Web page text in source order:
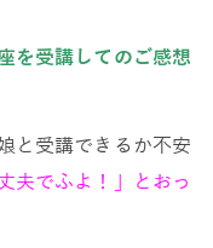
を受講してのご感想
と受講できるか不安
夫でふよ！」とおっ